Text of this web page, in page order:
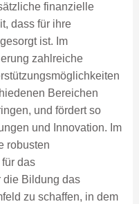
finanzielle
dass für ihre
ist. Im
zahlreiche
Bereichen
und fördert so
und Innovation. Im
robusten
das
die Bildung das
zu schaffen, in dem